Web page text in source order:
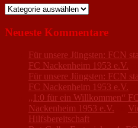
Kategorien
Neueste Kommentare
Für unsere Jüngsten: FCN
FC Nackenheim 1953 e.V.
Für unsere Jüngsten: FCN
FC Nackenheim 1953 e.V.
„1:0 für ein Willkommen“
Nackenheim 1953 e.V.
Hilfsbereitschaft